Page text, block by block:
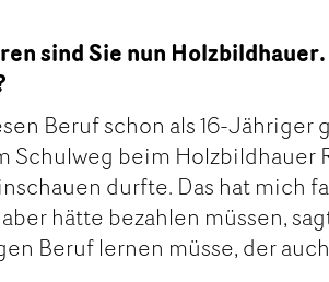
sind Sie nun
Beruf schon als 16-Jähriger
Schulweg beim Holzbildhauer
durfte. Das hat mich
hätte bezahlen müssen,
Beruf lernen müsse, der